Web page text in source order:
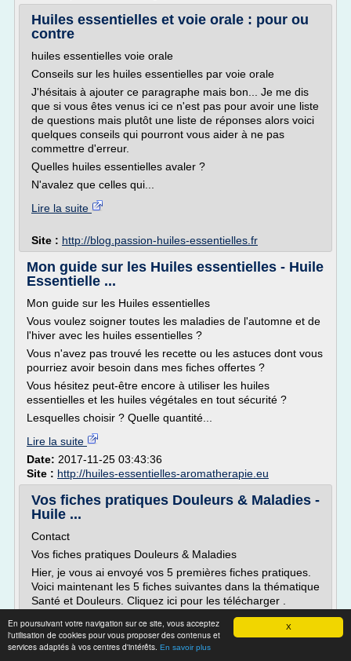
X
En poursuivant votre navigation sur ce site, vous acceptez
l'utilisation de cookies pour vous proposer des contenus et
services adaptés à vos centres d'intérêts. En savoir plus
Huiles essentielles et voie orale : pour ou
contre
huiles essentielles voie orale
Conseils sur les huiles essentielles par voie orale
J'hésitais à ajouter ce paragraphe mais bon... Je me dis
que si vous êtes venus ici ce n'est pas pour avoir une liste
de questions mais plutôt une liste de réponses alors voici
quelques conseils qui pourront vous aider à ne pas
commettre d'erreur.
Quelles huiles essentielles avaler ?
N'avalez que celles qui...
Lire la suite
Site : http://blog.passion-huiles-essentielles.fr
Mon guide sur les Huiles essentielles - Huile
Essentielle ...
Mon guide sur les Huiles essentielles
Vous voulez soigner toutes les maladies de l'automne et de
l'hiver avec les huiles essentielles ?
Vous n'avez pas trouvé les recette ou les astuces dont vous
pourriez avoir besoin dans mes fiches offertes ?
Vous hésitez peut-être encore à utiliser les huiles
essentielles et les huiles végétales en tout sécurité ?
Lesquelles choisir ? Quelle quantité...
Lire la suite
Date: 2017-11-25 03:43:36
Site : http://huiles-essentielles-aromatherapie.eu
Vos fiches pratiques Douleurs & Maladies -
Huile ...
Contact
Vos fiches pratiques Douleurs & Maladies
Hier, je vous ai envoyé vos 5 premières fiches pratiques.
Voici maintenant les 5 fiches suivantes dans la thématique
Santé et Douleurs. Cliquez ici pour les télécharger .
Mais lisez ce qui suit ! Je vous réserve une belle surprise.
Vous aimeriez utiliser les huiles essentielles pour les
maladies de l'automne et de l'hiver ?